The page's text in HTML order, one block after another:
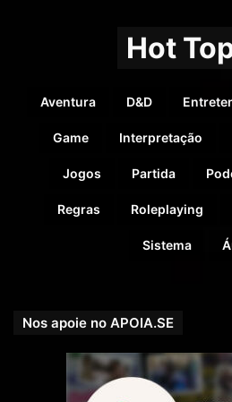
Com a participação de:
Dungeon Master,o DM (por
, um Guerreiro Anão
Pedro Quitete);
Luis Olavo Dantas);
Erevan Brisa Noturna, um
Hot
Aventura D&D
Game Interpretação
Jogos Partida
Regras Roleplaying
Sistema
Nos apoie no APOIA.SE